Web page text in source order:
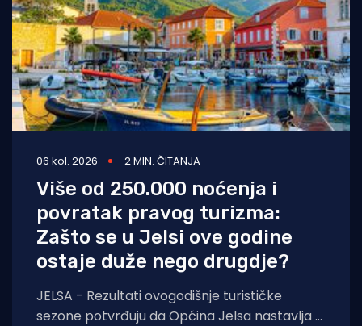
06 kol. 2026 2 MIN. ČITANJA
Više od 250.000 noćenja i
povratak pravog turizma:
Zašto se u Jelsi ove godine
ostaje duže nego drugdje?
JELSA - Rezultati ovogodišnje turističke
sezone potvrđuju da Općina Jelsa nastavlja u